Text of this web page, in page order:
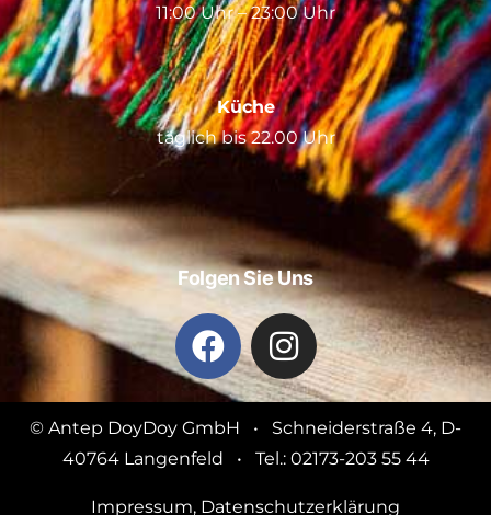
11:00 Uhr – 23:00 Uhr
Küche
täglich bis 22.00 Uhr
Folgen Sie Uns
© Antep DoyDoy GmbH • Schneiderstraße 4, D-
40764 Langenfeld • Tel.: 02173-203 55 44
Impressum, Datenschutzerklärung